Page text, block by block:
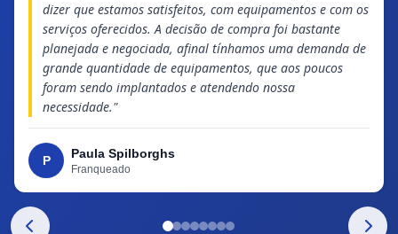
dizer que estamos satisfeitos, com equipamentos e com os
serviços oferecidos. A decisão de compra foi bastante
planejada e negociada, afinal tínhamos uma demanda de
grande quantidade de equipamentos, que aos poucos
foram sendo implantados e atendendo nossa
necessidade."
P Paula Spilborghs
Franqueado